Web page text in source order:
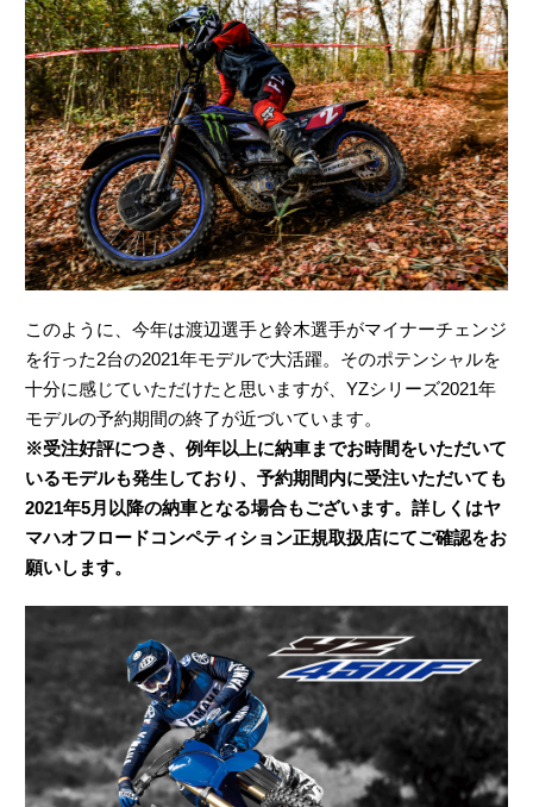
このように、今年は渡辺選手と鈴木選手がマイナーチェンジ
を行った2台の2021年モデルで大活躍。そのポテンシャルを
十分に感じていただけたと思いますが、YZシリーズ2021年
モデルの予約期間の終了が近づいています。
※受注好評につき、例年以上に納車までお時間をいただいて
いるモデルも発生しており、予約期間内に受注いただいても
2021年5月以降の納車となる場合もございます。詳しくはヤ
マハオフロードコンペティション正規取扱店にてご確認をお
願いします。